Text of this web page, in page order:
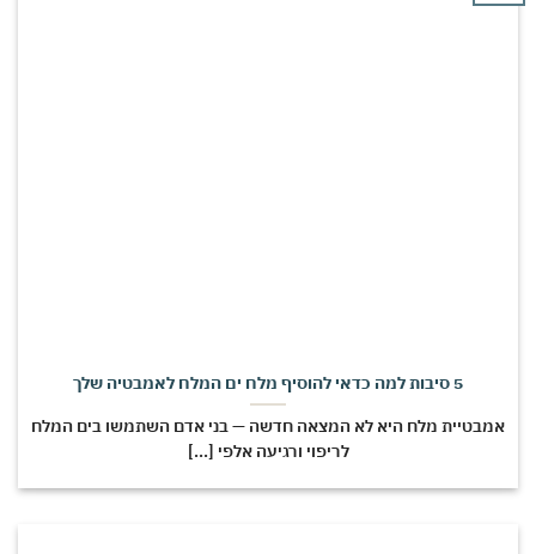
5 סיבות למה כדאי להוסיף מלח ים המלח לאמבטיה שלך
אמבטיית מלח היא לא המצאה חדשה — בני אדם השתמשו בים המלח
לריפוי ורגיעה אלפי [...]